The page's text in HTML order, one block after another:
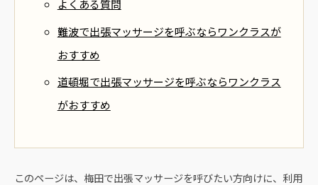
よくある質問
難波で出張マッサージを呼ぶならワンクラスが
おすすめ
道頓堀で出張マッサージを呼ぶならワンクラス
がおすすめ
このページは、梅田で出張マッサージを呼びたい方向けに、利用